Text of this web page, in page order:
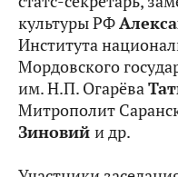
культуры РФ
Института
Мордовского
им. Н.П. Огарёва
Митрополит
Зиновий и др.